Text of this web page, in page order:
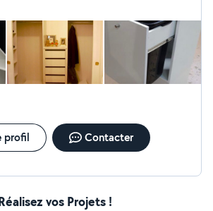
profil Contacter
vos Projets !